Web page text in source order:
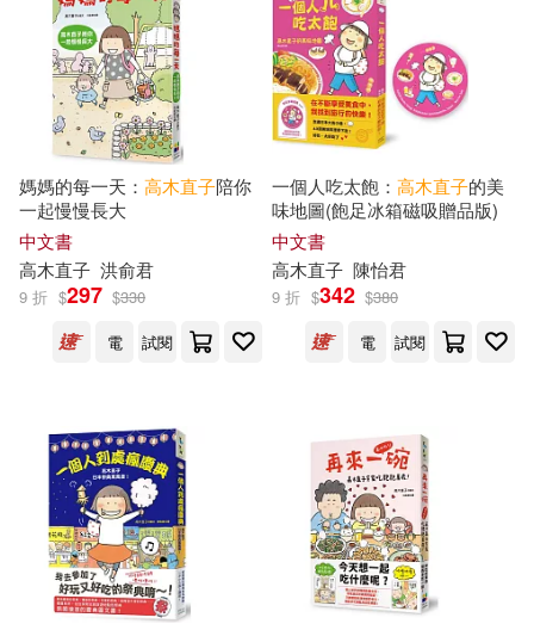
可港澳店取(54)
可新加坡店取(54)
可菲律賓店取(54)
上市日期 (可複選)
一個月內上市新品(1)
電子書 (可複選)
適合手機平板閱讀(2)
適合平板閱讀(34)
媽媽的每一天： 高木直子陪你
一起慢慢長大
中文書
高木直子 洪俞君
9 折 $297 $330
電
試閱
一個人吃太飽： 高木直子的美
味地圖(飽足冰箱磁吸贈品版)
中文書
高木直子 陳怡君
9 折 $342 $380
電
試閱